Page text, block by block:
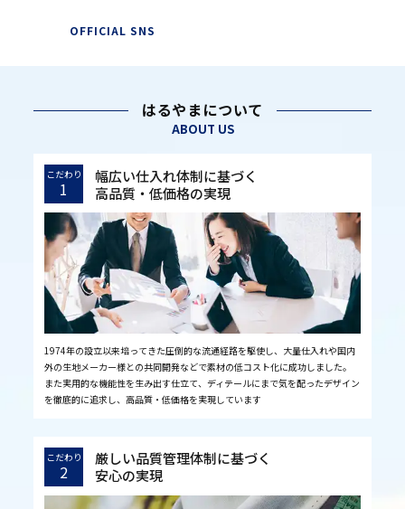
OFFICIAL SNS
はるやまについて
ABOUT US
こだわり
1
幅広い仕入れ体制に基づく
高品質・低価格の実現
1974年の設立以来培ってきた圧倒的な流通経路を駆使し、大量仕入れや国内
外の生地メーカー様との共同開発などで素材の低コスト化に成功しました。
また実用的な機能性を生み出す仕立て、ディテールにまで気を配ったデザイン
を徹底的に追求し、高品質・低価格を実現しています
こだわり
2
厳しい品質管理体制に基づく
安心の実現